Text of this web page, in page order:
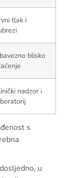
tlak i
blisko
nadzor i
s
u